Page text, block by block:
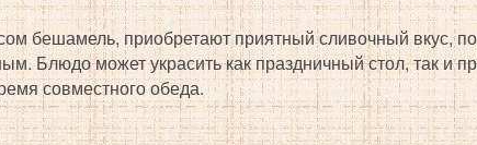
бешамель, приобретают приятный сливочныйвкус,
Блюдо может украсить как праздничный стол, так и
совместного обеда.